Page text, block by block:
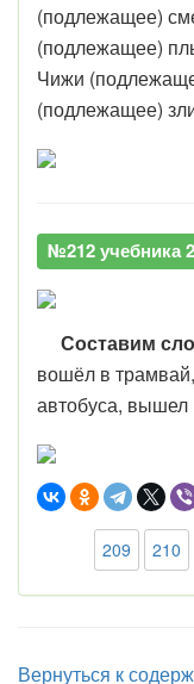
(подлежащее)
(подлежащее)
Чижи
(подлежащее)
№212 учебника
Составим
вошёл в
автобуса, вышел
209 210
Вернуться к